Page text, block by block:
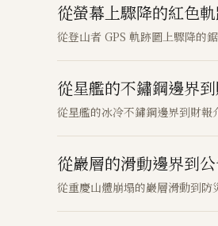
從螢幕上驟降的紅色
從登山者 GPS 軌跡圖上驟降的
從星艦的不鏽鋼邊界
從星艦的冰冷不鏽鋼邊界到財
從巖層的滑動邊界到
從重慶山體崩塌的巖層滑動到防